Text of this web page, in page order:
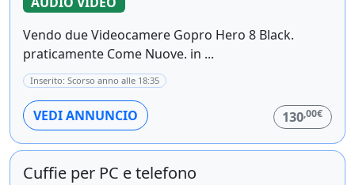
Vendo due Videocamere Gopro Hero 8 Black.
praticamente Come Nuove. in ...
Inserito: Scorso anno alle 18:35
VEDI ANNUNCIO 130,00€
Cuffie per PC e telefono